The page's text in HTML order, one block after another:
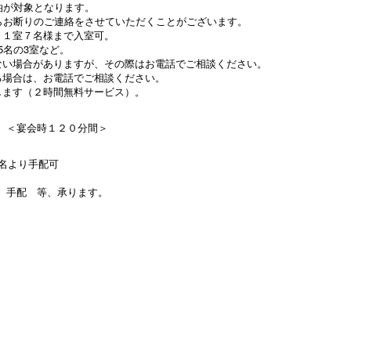
対象となります。
断りのご連絡をさせていただくことがございます。
室７名様まで入室可。
の3室など。
場合がありますが、その際はお電話でご相談ください。
合は、お電話でご相談ください。
す（２時間無料サービス）。
宴会時１２０分間＞
より手配可
手配 等、承ります。